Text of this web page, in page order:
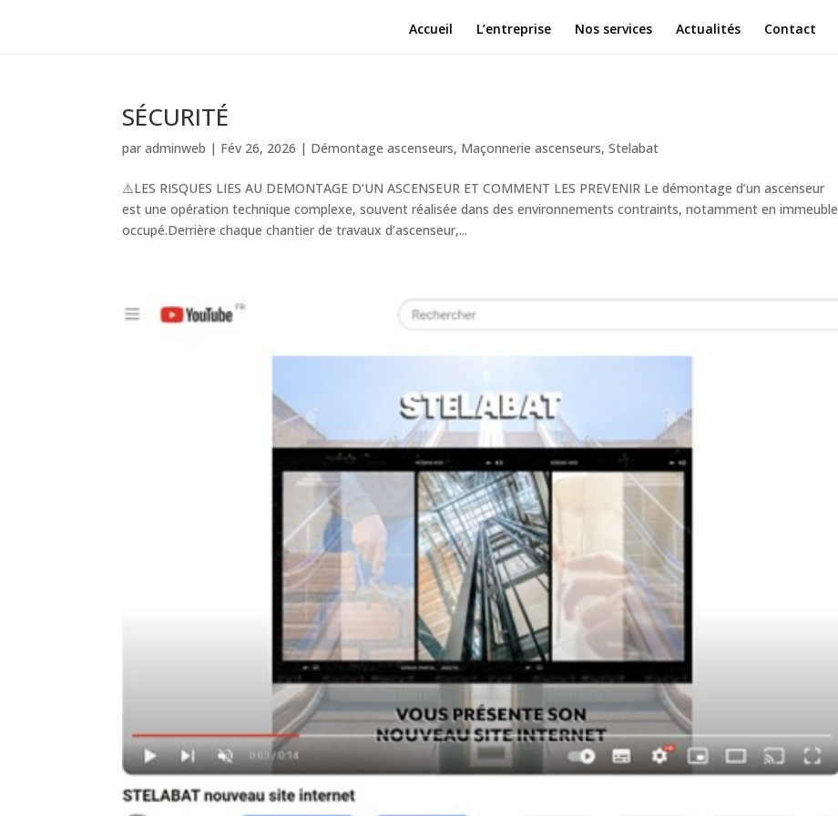
Accueil L’entreprise Nos services Actualités Contact
SÉCURITÉ
paradminweb | Fév 26, 2026 | Démontage ascenseurs, Maçonnerie ascenseurs,Stelabat
⚠️LES RISQUES LIES AU DEMONTAGE D’UN ASCENSEUR ET COMMENT LES PREVENIR Le démontage d’un ascenseur
est une opération technique complexe, souvent réalisée dans des environnements contraints, notamment en immeuble
occupé.Derrière chaque chantier de travaux d’ascenseur,...